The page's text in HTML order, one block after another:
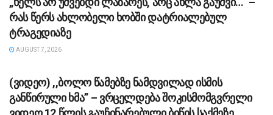
რას წერს ახლობელი ხობში დატრიალებულ
ტრაგედიაზე
AUGUST 7, 2026
(ვიდეო) ,,ბოლო წამებზე ნამდვილად ისმის
განწირული ხმა” – ვრცელდება შოკისმომგვრელი